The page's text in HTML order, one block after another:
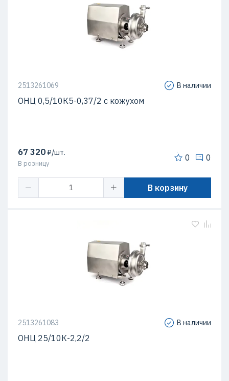
2513261069 В наличии
ОНЦ 0,5/10К5-0,37/2 с кожухом
67 320₽/шт.
В розницу
0 0
В корзину
2513261083 В наличии
ОНЦ 25/10К-2,2/2